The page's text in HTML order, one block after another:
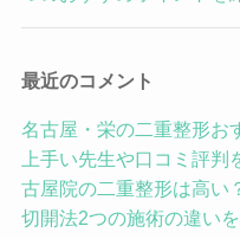
最近のコメント
名古屋・栄の二重整形お
上手い先生や口コミ評判
古屋院の二重整形は高い
切開法2つの施術の違い